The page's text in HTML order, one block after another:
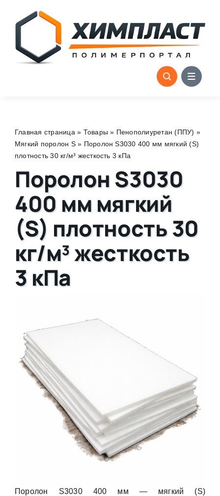
content
Главная страница » Товары » Пенополиуретан (ППУ) »
Мягкий поролон S» Поролон S3030 400 мм мягкий (S)
плотность 30 кг/м³ жесткость 3 кПа
Поролон S3030
400 мм мягкий
(S) плотность 30
кг/м³ жесткость
3 кПа
Поролон S3030 400 мм — мягкий (S)